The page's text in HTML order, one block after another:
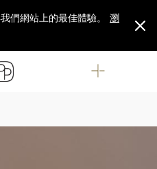
瀏
們網站上的最佳體驗。
瀏